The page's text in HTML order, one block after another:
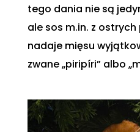
tego dania nie są
ale sos m.in. z
nadaje mięsu
zwane „piripíri” albo